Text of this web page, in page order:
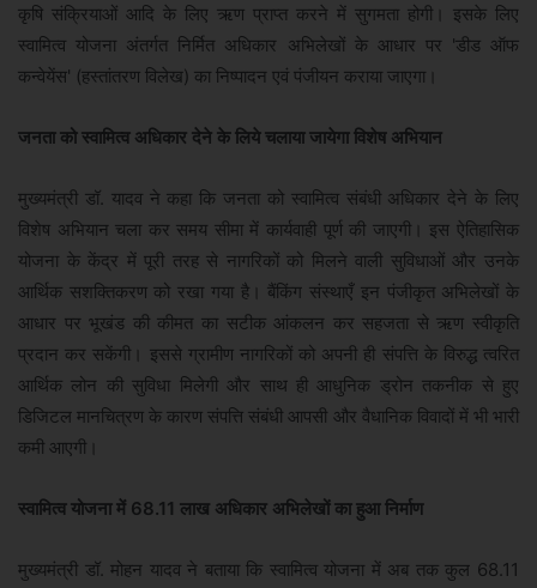
कृषि संक्रियाओं आदि के लिए ऋण प्राप्त करने में सुगमता होगी। इसके लिए
स्वामित्व योजना अंतर्गत निर्मित अधिकार अभिलेखों के आधार पर 'डीड ऑफ
कन्वेयेंस' (हस्तांतरण विलेख) का निष्पादन एवं पंजीयन कराया जाएगा।
जनता को स्वामित्व अधिकार देने के लिये चलाया जायेगा विशेष अभियान
मुख्यमंत्री डॉ. यादव ने कहा कि जनता को स्वामित्व संबंधी अधिकार देने के लिए
विशेष अभियान चला कर समय सीमा में कार्यवाही पूर्ण की जाएगी। इस ऐतिहासिक
योजना के केंद्र में पूरी तरह से नागरिकों को मिलने वाली सुविधाओं और उनके
आर्थिक सशक्तिकरण को रखा गया है। बैंकिंग संस्थाएँ इन पंजीकृत अभिलेखों के
आधार पर भूखंड की कीमत का सटीक आंकलन कर सहजता से ऋण स्वीकृति
प्रदान कर सकेंगी। इससे ग्रामीण नागरिकों को अपनी ही संपत्ति के विरुद्ध त्वरित
आर्थिक लोन की सुविधा मिलेगी और साथ ही आधुनिक ड्रोन तकनीक से हुए
डिजिटल मानचित्रण के कारण संपत्ति संबंधी आपसी और वैधानिक विवादों में भी भारी
कमी आएगी।
स्वामित्व योजना में 68.11 लाख अधिकार अभिलेखों का हुआ निर्माण
मुख्यमंत्री डॉ. मोहन यादव ने बताया कि स्वामित्व योजना में अब तक कुल 68.11